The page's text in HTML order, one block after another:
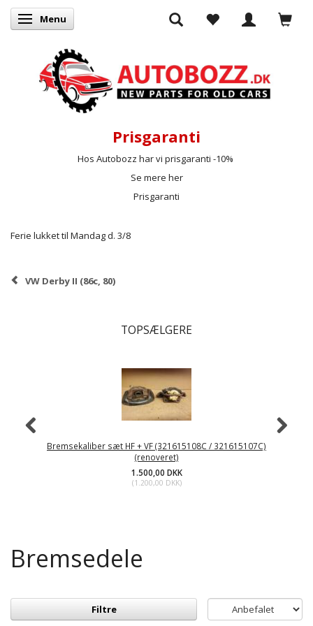
Skifte navigation
Menu
Prisgaranti
Hos Autobozz har vi prisgaranti -10%
Se mere her
Prisgaranti
Ferie lukket til Mandag d. 3/8
VW Derby II (86c, 80)
TOPSÆLGERE
Bremsekaliber sæt HF + VF (321615108C / 321615107C)
(renoveret)
1.500,00 DKK
(1.200,00 DKK)
Bremsedele
Filtre